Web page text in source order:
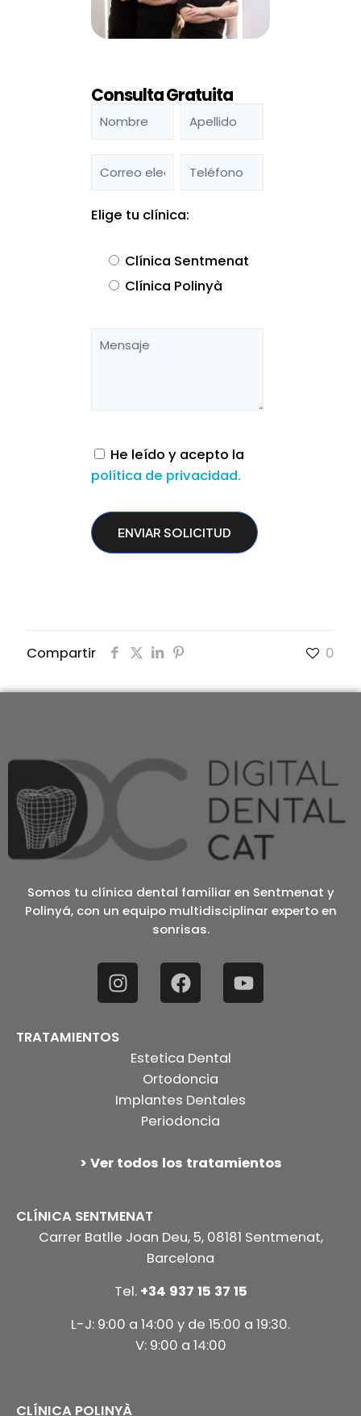
Consulta Gratuita
Elige tu clínica:
Clínica Sentmenat
Clínica Polinyà
He leído y acepto la
política de privacidad.
Compartir 0
Somos tu clínica dental familiar en Sentmenat y
Polinyá, con un equipo multidisciplinar experto en
sonrisas.
TRATAMIENTOS
Estetica Dental
Ortodoncia
Implantes Dentales
Periodoncia
> Ver todos los tratamientos
CLÍNICA SENTMENAT
Carrer Batlle Joan Deu, 5, 08181 Sentmenat,
Barcelona
Tel. +34 937 15 37 15
L-J: 9:00 a 14:00 y de 15:00 a 19:30.
V: 9:00 a 14:00
CLÍNICA POLINYÀ